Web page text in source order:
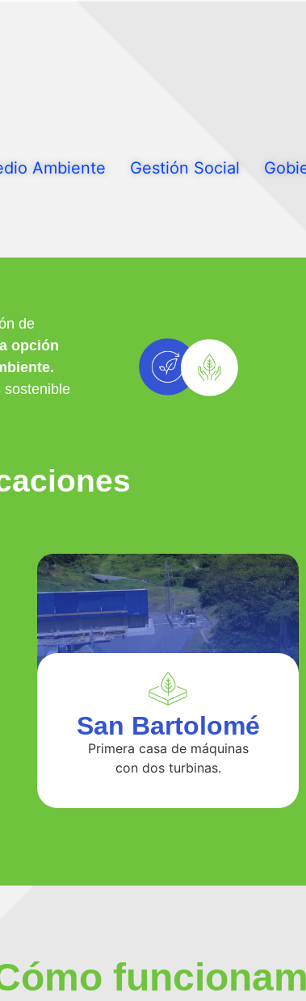
Ambiente Gestión Social
de
opción
sostenible
San Bartolomé
Primera casa de máquinas
con dos turbinas.